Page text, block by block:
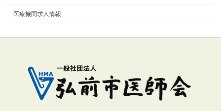
医療機関求人情報